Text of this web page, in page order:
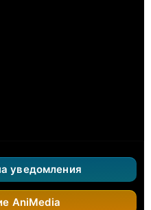
уведомления
AniMedia